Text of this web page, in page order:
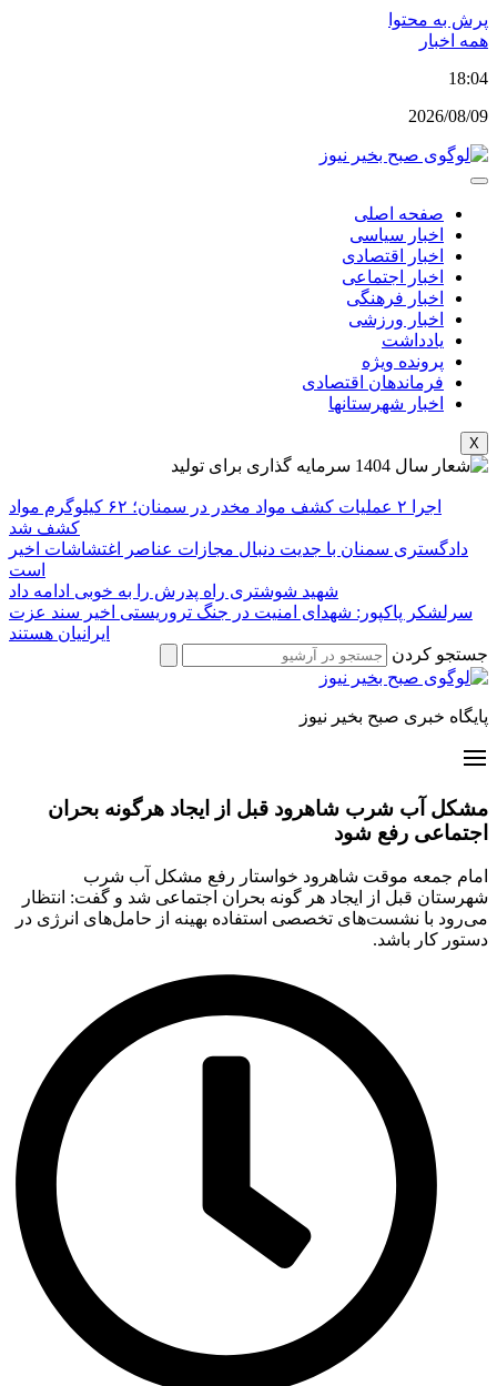
پرش به محتوا
همه اخبار
18:04
2026/08/09
صفحه اصلی
اخبار سیاسی
اخبار اقتصادی
اخبار اجتماعی
اخبار فرهنگی
اخبار ورزشی
یادداشت
پرونده ویژه
فرماندهان اقتصادی
اخبار شهرستانها
X
اجرا ۲ عملیات کشف مواد مخدر در سمنان؛ ۶۲ کیلوگرم مواد
کشف شد
دادگستری سمنان با جدیت دنبال مجازات عناصر اغتشاشات اخیر
است
شهید شوشتری راه پدرش را به خوبی ادامه داد
سرلشکر پاکپور: شهدای امنیت در جنگ تروریستی اخیر سند عزت
ایرانیان هستند
جستجو کردن
پایگاه خبری صبح بخیر نیوز
مشکل آب شرب شاهرود قبل از ایجاد هرگونه بحران
اجتماعی رفع شود
امام جمعه موقت شاهرود خواستار رفع مشکل آب شرب
شهرستان قبل از ایجاد هر گونه بحران اجتماعی شد و گفت: انتظار
می‌رود با نشست‌های تخصصی استفاده بهینه از حامل‌های انرژی در
دستور کار باشد.